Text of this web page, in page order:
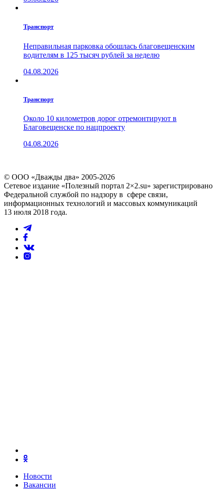
Транспорт
Неправильная парковка обошлась благовещенским
водителям в 125 тысяч рублей за неделю
04.08.2026
Транспорт
Около 10 километров дорог отремонтируют в
Благовещенске по нацпроекту
04.08.2026
© ООО «Дважды два» 2005-2026
Сетевое издание «Полезный портал 2×2.su» зарегистрировано
Федеральной службой по надзору в сфере связи,
информационных технологий и массовых коммуникаций
13 июля 2018 года.
Новости
Вакансии